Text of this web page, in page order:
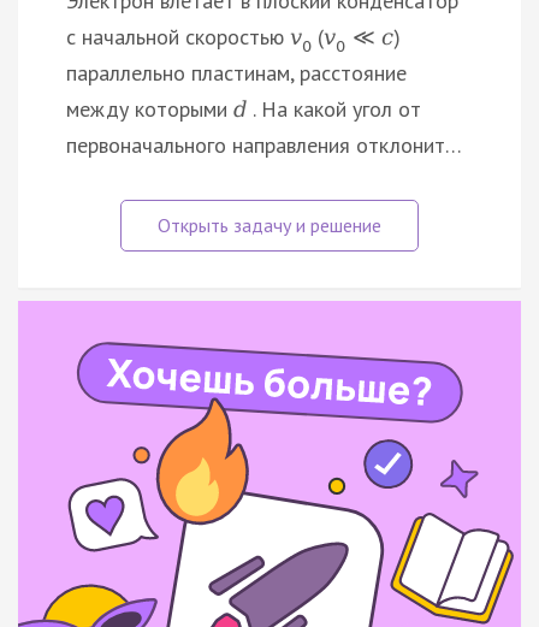
с начальной скоростью v0 (v0 ≪ c)
параллельно пластинам, расстояние
между которыми d . На какой угол от
первоначального направления отклонит…